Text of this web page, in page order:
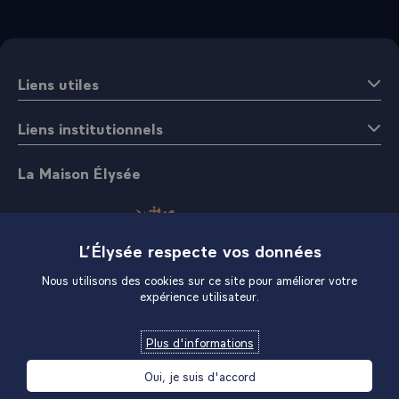
Liens utiles
Liens institutionnels
La Maison Élysée
L’Élysée respecte vos données
Nous utilisons des cookies sur ce site pour améliorer votre
expérience utilisateur.
Plus d'informations
Oui, je suis d'accord